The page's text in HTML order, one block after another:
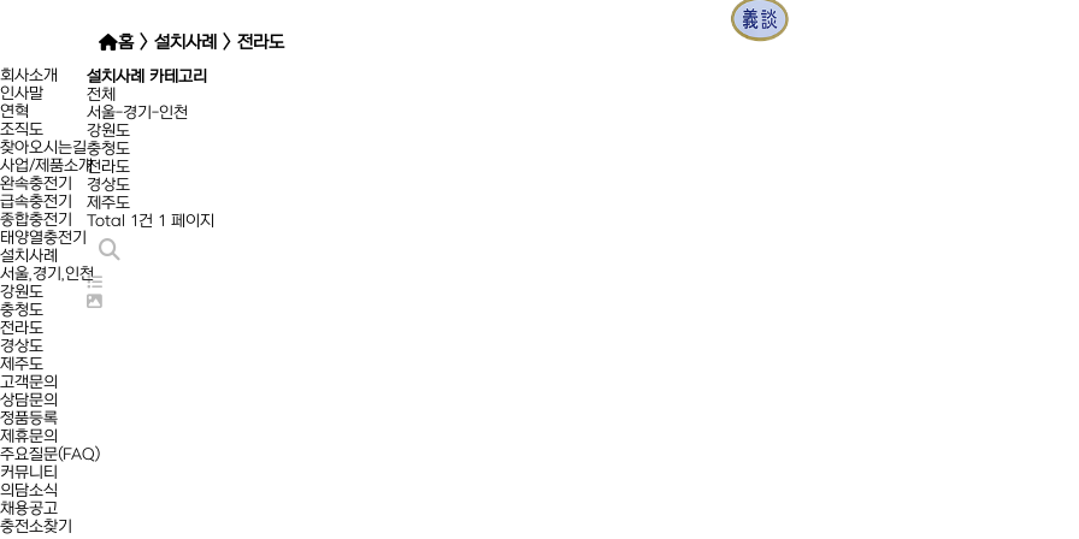
회사소개
인사말
연혁
조직도
찾아오시는길
사업/제품소개
완속충전기
급속충전기
종합충전기
태양열충전기
설치사례
서울,경기,인천
강원도
충청도
전라도
경상도
제주도
고객문의
상담문의
정품등록
제휴문의
주요질문(FAQ)
커뮤니티
의담소식
채용공고
충전소찾기
홈> 설치사례 > 전라도
설치사례 카테고리
전체
서울-경기-인천
강원도
충청도
전라도
경상도
제주도
Total 1건 1 페이지